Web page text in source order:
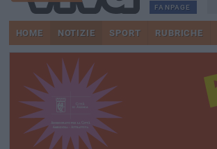
FANPAGE
HOME NOTIZIE SPORT RUBRICHE